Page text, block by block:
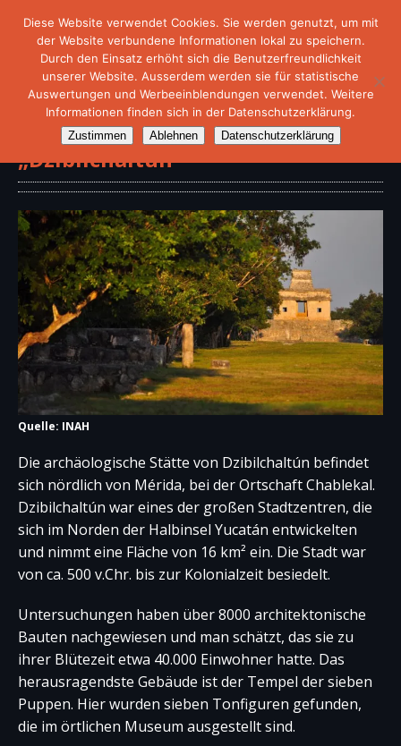
Archäologische Stätte
„Dzibilchaltún“
Quelle: INAH
Die archäologische Stätte von Dzibilchaltún befindet
sich nördlich von Mérida, bei der Ortschaft Chablekal.
Dzibilchaltún war eines der großen Stadtzentren, die
sich im Norden der Halbinsel Yucatán entwickelten
und nimmt eine Fläche von 16 km² ein. Die Stadt war
von ca. 500 v.Chr. bis zur Kolonialzeit besiedelt.
Untersuchungen haben über 8000 architektonische
Bauten nachgewiesen und man schätzt, das sie zu
ihrer Blütezeit etwa 40.000 Einwohner hatte. Das
herausragendste Gebäude ist der Tempel der sieben
Puppen. Hier wurden sieben Tonfiguren gefunden,
die im örtlichen Museum ausgestellt sind.
Diese Website verwendet Cookies. Sie werden genutzt, um mit
der Website verbundene Informationen lokal zu speichern.
Durch den Einsatz erhöht sich die Benutzerfreundlichkeit
unserer Website. Ausserdem werden sie für statistische
Auswertungen und Werbeeinblendungen verwendet. Weitere
Informationen finden sich in der Datenschutzerklärung.
Zustimmen Ablehnen Datenschutzerklärung